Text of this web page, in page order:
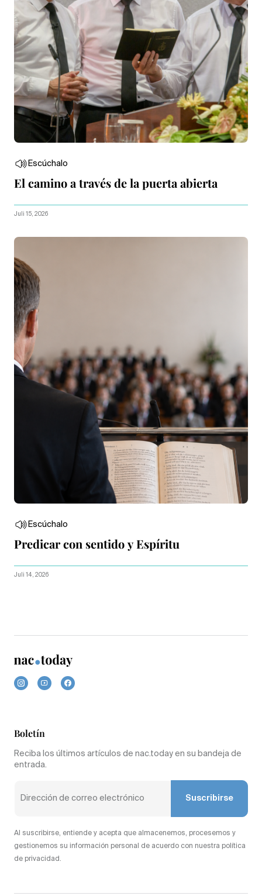
Escúchalo
El camino a través de la puerta abierta
Juli 15, 2026
Escúchalo
Predicar con sentido y Espíritu
Juli 14, 2026
Boletín
Reciba los últimos artículos de nac.today en su bandeja de
entrada.
Suscribirse
Al suscribirse, entiende y acepta que almacenemos, procesemos y
gestionemos su información personal de acuerdo con nuestra política
de privacidad.